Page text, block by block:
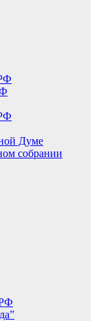
Думе
собрании